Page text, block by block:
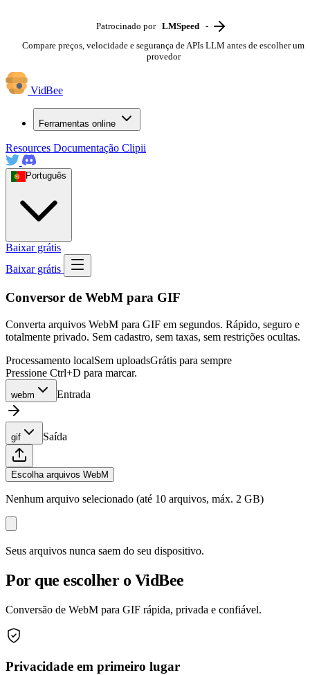
Patrocinado por LMSpeed -
Compare preços, velocidade e segurança de APIs LLM antes de escolher um
provedor
VidBee
Ferramentas online
Resources Documentação Clipii
Português
Baixar grátis
Baixar grátis
Conversor de WebM para GIF
Converta arquivos WebM para GIF em segundos. Rápido, seguro e
totalmente privado. Sem cadastro, sem taxas, sem restrições ocultas.
Processamento localSem uploadsGrátis para sempre
Pressione Ctrl+D para marcar.
webm Entrada
gif Saída
Escolha arquivos WebM
Nenhum arquivo selecionado (até 10 arquivos, máx. 2 GB)
Seus arquivos nunca saem do seu dispositivo.
Por que escolher o VidBee
Conversão de WebM para GIF rápida, privada e confiável.
Privacidade em primeiro lugar